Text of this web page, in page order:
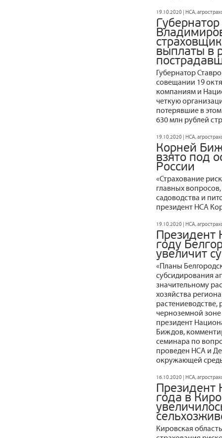
19.10.2020 | НСА,
выплаты в
Губернатор
совещании 19
компаниям и
четкую
потерявшие в
630 млн рублей
19.10.2020 | НСА,
Корней
взято под
России
«Страхование
главных
садоводства и
президент НСА
19.10.2020 | НСА,
Президент
году
увеличит
«Планы
субсидирования
значительному
хозяйства
черноземной зоне
президент
Биждов,
семинара по
проведен НСА и
окружающей
16.10.2020 | НСА,
Президент
года в
Кировская